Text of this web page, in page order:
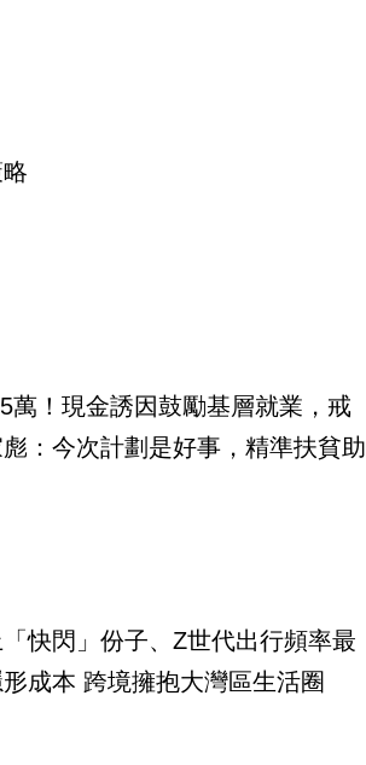
萬！現金誘因鼓勵基層就業，戒
：今次計劃是好事，精準扶貧助
快閃」份子、Z世代出行頻率最
成本 跨境擁抱大灣區生活圈